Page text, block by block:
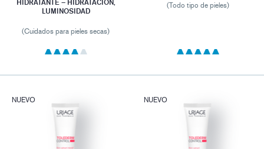
HIDRATANTE – HIDRATACIÓN,
LUMINOSIDAD
(Cuidados para pieles secas)
(Todo tipo de pieles)
NUEVO NUEVO